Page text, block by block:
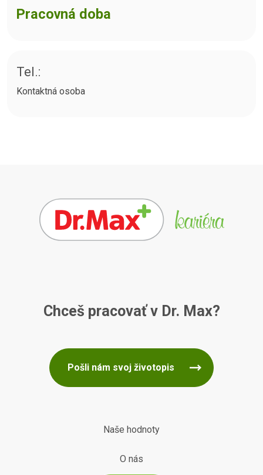
Pracovná doba
Tel.:
Kontaktná osoba
Chceš pracovať v Dr. Max?
Pošli nám svoj životopis
Naše hodnoty
O nás